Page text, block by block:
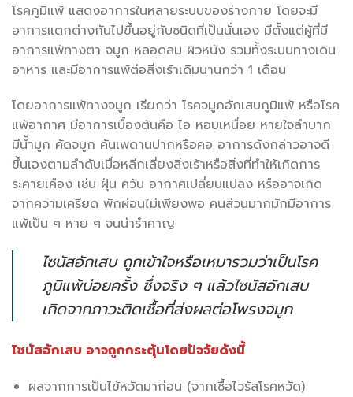
โรคภูมิแพ้ แสดงอาการในหลายระบบของร่างกาย โดยจะมี
อาการแตกต่างกันไปขึ้นอยู่กับชนิดที่เป็นนั่นเอง มีตั้งแต่ผู้ที่มี
อาการแพ้ทางตา จมูก หลอดลม ผิวหนัง รวมทั้งระบบทางเดิน
อาหาร และมีอาการแพ้ต่อสิ่งเร้าเดิมนานกว่า 1 เดือน
โดยอาการแพ้ทางจมูก เรียกว่า โรคจมูกอักเสบภูมิแพ้ หรือโรค
แพ้อากาศ มีอาการเบื้องต้นคือ ไอ หอบเหนื่อย หายใจลำบาก
มีน้ำมูก คัดจมูก คันเพดานปากหรือคอ อาการดังกล่าวอาจดี
ขึ้นเองตามลำดับเมื่อหลีกเลี่ยงสิ่งเร้าหรือสิ่งที่ทำให้เกิดการ
ระคายเคือง เช่น ฝุ่น ควัน อากาศเปลี่ยนแปลง หรืออาจเกิด
จากความเครียด พักผ่อนไม่เพียงพอ คนส่วนมากมักมีอาการ
แพ้เป็น ๆ หาย ๆ จนน่ารำคาญ
ไซนัสอักเสบ ถูกเข้าใจหรือเหมารวมว่าเป็นโรค
ภูมิแพ้บ่อยครั้ง ซึ่งจริง ๆ แล้วไซนัสอักเสบ
เกิดจากภาวะติดเชื้อที่ส่งผลต่อโพรงจมูก
ไซนัสอักเสบ อาจถูกกระตุ้นโดยปัจจัยดังนี้
ผลจากการเป็นไข้หวัดมาก่อน (จากเชื้อไวรัสโรคหวัด)